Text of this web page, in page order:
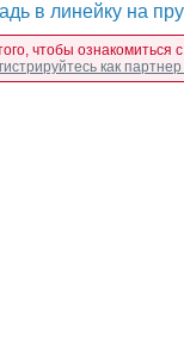
в линейку на
чтобы ознакомиться
как